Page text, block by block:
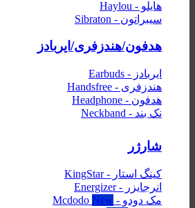
هایلو - Haylou
سیبراتون - Sibraton
هدفون/هندزفری/ایربادز
ایربادز - Earbuds
هندزفری - Handsfree
هدفون - Headphone
نک بند - Neckband
شارژر
کینگ استار - KingStar
انرجایزر - Energizer
مک دودو - Mcdodo